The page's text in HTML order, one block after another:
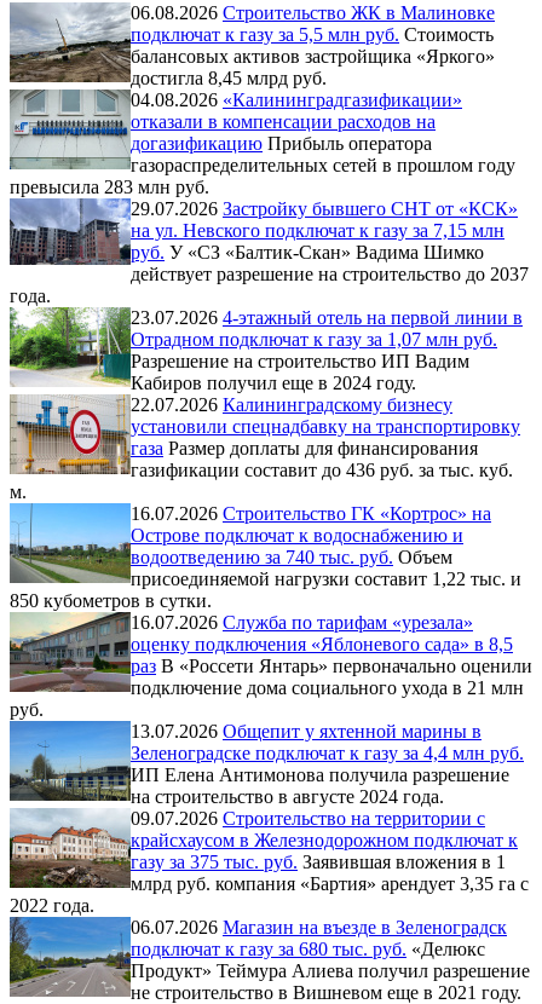
06.08.2026 Строительство ЖК в Малиновке
подключат к газу за 5,5 млн руб. Стоимость
балансовых активов застройщика «Яркого»
достигла 8,45 млрд руб.
04.08.2026 «Калининградгазификации»
отказали в компенсации расходов на
догазификацию Прибыль оператора
газораспределительных сетей в прошлом году
превысила 283 млн руб.
29.07.2026 Застройку бывшего СНТ от «КСК»
на ул. Невского подключат к газу за 7,15 млн
руб. У «СЗ «Балтик-Скан» Вадима Шимко
действует разрешение на строительство до 2037
года.
23.07.2026 4-этажный отель на первой линии в
Отрадном подключат к газу за 1,07 млн руб.
Разрешение на строительство ИП Вадим
Кабиров получил еще в 2024 году.
22.07.2026 Калининградскому бизнесу
установили спецнадбавку на транспортировку
газа Размер доплаты для финансирования
газификации составит до 436 руб. за тыс. куб.
м.
16.07.2026 Строительство ГК «Кортрос» на
Острове подключат к водоснабжению и
водоотведению за 740 тыс. руб. Объем
присоединяемой нагрузки составит 1,22 тыс. и
850 кубометров в сутки.
16.07.2026 Служба по тарифам «урезала»
оценку подключения «Яблоневого сада» в 8,5
раз В «Россети Янтарь» первоначально оценили
подключение дома социального ухода в 21 млн
руб.
13.07.2026 Общепит у яхтенной марины в
Зеленоградске подключат к газу за 4,4 млн руб.
ИП Елена Антимонова получила разрешение
на строительство в августе 2024 года.
09.07.2026 Строительство на территории с
крайсхаусом в Железнодорожном подключат к
газу за 375 тыс. руб. Заявившая вложения в 1
млрд руб. компания «Бартия» арендует 3,35 га с
2022 года.
06.07.2026 Магазин на въезде в Зеленоградск
подключат к газу за 680 тыс. руб. «Делюкс
Продукт» Теймура Алиева получил разрешение
не строительство в Вишневом еще в 2021 году.